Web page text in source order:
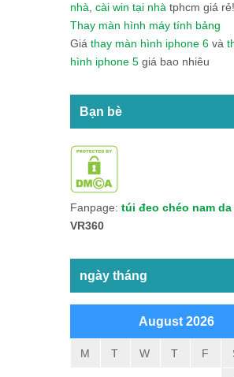
nhà cài win tại nhà tphcm giá rẻ!
Thay màn hình máy tính bảng
Giá thay màn hình iphone 6 và
hình iphone 5 giá bao nhiêu
Bạn bè
Fanpage: túi đeo chéo nam
VR360
ngày tháng
August 2026
M T W T F